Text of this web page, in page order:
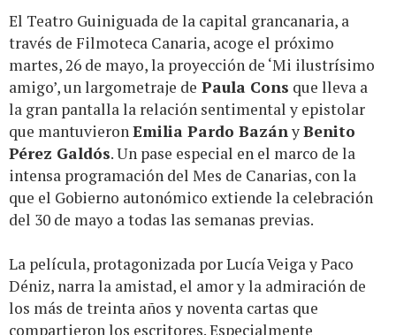
El Teatro Guiniguada de la capital grancanaria, a
través de Filmoteca Canaria, acoge el próximo
martes, 26 de mayo, la proyección de ‘Mi ilustrísimo
amigo’, un largometraje de Paula Cons que lleva a
la gran pantalla la relación sentimental y epistolar
que mantuvieronEmilia Pardo BazányBenito
Pérez Galdós. Un pase especial en el marco de la
intensa programación del Mes de Canarias, con la
que el Gobierno autonómico extiende la celebración
del 30 de mayo a todas las semanas previas.
La película, protagonizada por Lucía Veiga y Paco
Déniz, narra la amistad, el amor y la admiración de
los más de treinta años y noventa cartas que
compartieron los escritores. Especialmente